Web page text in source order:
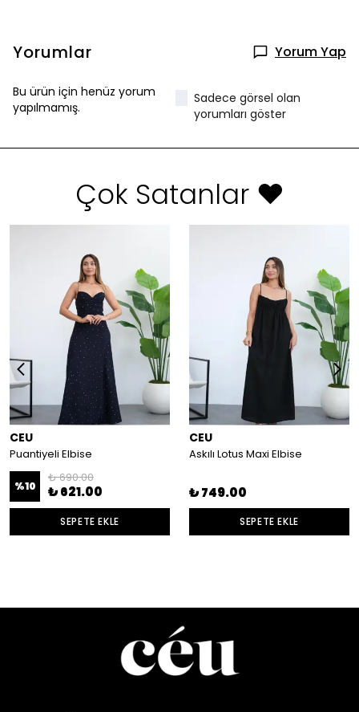
Yorumlar Yorum Yap
Bu ürün için henüz yorum
yapılmamış.
Sadece görsel olan
yorumları göster
Çok Satanlar ❤️
CEU
Puantiyeli Elbise
%10
₺ 690.00
₺ 621.00
SEPETE EKLE
CEU
Askılı Lotus Maxi Elbise
₺ 749.00
SEPETE EKLE